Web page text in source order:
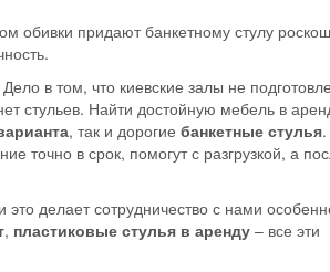
обивки придают банкетному стулу
в том, что киевские залы не
стульев. Найти достойную мебель в
, так и дорогие банкетные стулья.
точно в срок, помогут с разгрузкой, а
делает сотрудничество с нами
, пластиковые стулья в аренду– все эти